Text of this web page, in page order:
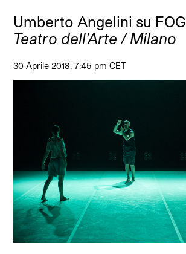
Umberto Angelini su FOG
Teatro dell’Arte / Milano
30 Aprile 2018, 7:45 pm CET